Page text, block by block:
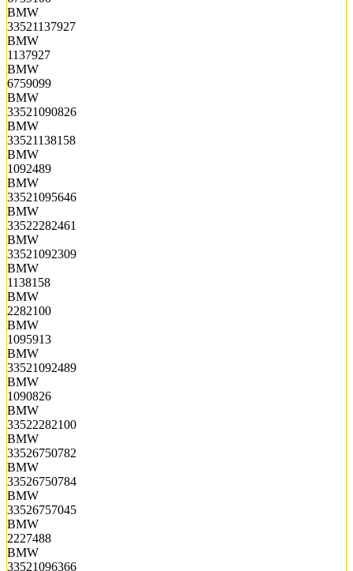
BMW
33521137927
BMW
1137927
BMW
6759099
BMW
33521090826
BMW
33521138158
BMW
1092489
BMW
33521095646
BMW
33522282461
BMW
33521092309
BMW
1138158
BMW
2282100
BMW
1095913
BMW
33521092489
BMW
1090826
BMW
33522282100
BMW
33526750782
BMW
33526750784
BMW
33526757045
BMW
2227488
BMW
33521096366